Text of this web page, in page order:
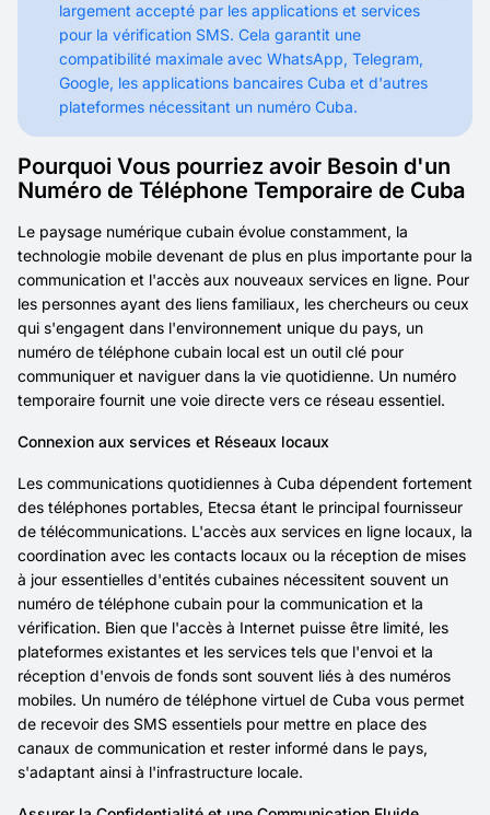
largement accepté par les applications et services
pour la vérification SMS. Cela garantit une
compatibilité maximale avec WhatsApp, Telegram,
Google, les applications bancaires Cuba et d'autres
plateformes nécessitant un numéro Cuba.
Pourquoi Vous pourriez avoir Besoin d'un
Numéro de Téléphone Temporaire de Cuba
Le paysage numérique cubain évolue constamment, la
technologie mobile devenant de plus en plus importante pour la
communication et l'accès aux nouveaux services en ligne. Pour
les personnes ayant des liens familiaux, les chercheurs ou ceux
qui s'engagent dans l'environnement unique du pays, un
numéro de téléphone cubain local est un outil clé pour
communiquer et naviguer dans la vie quotidienne. Un numéro
temporaire fournit une voie directe vers ce réseau essentiel.
Connexion aux services et Réseaux locaux
Les communications quotidiennes à Cuba dépendent fortement
des téléphones portables, Etecsa étant le principal fournisseur
de télécommunications. L'accès aux services en ligne locaux, la
coordination avec les contacts locaux ou la réception de mises
à jour essentielles d'entités cubaines nécessitent souvent un
numéro de téléphone cubain pour la communication et la
vérification. Bien que l'accès à Internet puisse être limité, les
plateformes existantes et les services tels que l'envoi et la
réception d'envois de fonds sont souvent liés à des numéros
mobiles. Un numéro de téléphone virtuel de Cuba vous permet
de recevoir des SMS essentiels pour mettre en place des
canaux de communication et rester informé dans le pays,
s'adaptant ainsi à l'infrastructure locale.